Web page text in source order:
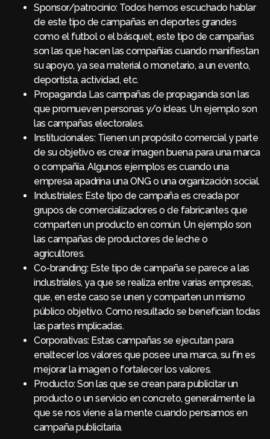
Sponsor/patrocinio: Todos hemos escuchado hablar
de este tipo de campañas en deportes grandes
como el futbol o el básquet, este tipo de campañas
son las que hacen las compañías cuando manifiestan
su apoyo, ya sea material o monetario, a un evento,
deportista, actividad, etc.
Propaganda Las campañas de propaganda son las
que promueven personas y/o ideas. Un ejemplo son
las campañas electorales.
Institucionales: Tienen un propósito comercial y parte
de su objetivo es crear imagen buena para una marca
o compañía. Algunos ejemplos es cuando una
empresa apadrina una ONG o una organización social.
Industriales: Este tipo de campaña es creada por
grupos de comercializadores o de fabricantes que
comparten un producto en común. Un ejemplo son
las campañas de productores de leche o
agricultores.
Co-branding: Este tipo de campaña se parece a las
industriales, ya que se realiza entre varias empresas,
que, en este caso se unen y comparten un mismo
público objetivo. Como resultado se benefician todas
las partes implicadas.
Corporativas: Estas campañas se ejecutan para
enaltecer los valores que posee una marca, su fin es
mejorar la imagen o fortalecer los valores.
Producto: Son las que se crean para publicitar un
producto o un servicio en concreto, generalmente la
que se nos viene a la mente cuando pensamos en
campaña publicitaria.